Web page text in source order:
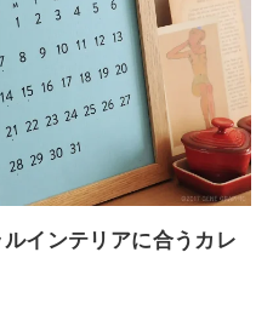
ルインテリアに合うカレ